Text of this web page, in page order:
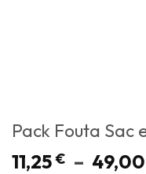
Pack Fouta Sac
11,25€ –